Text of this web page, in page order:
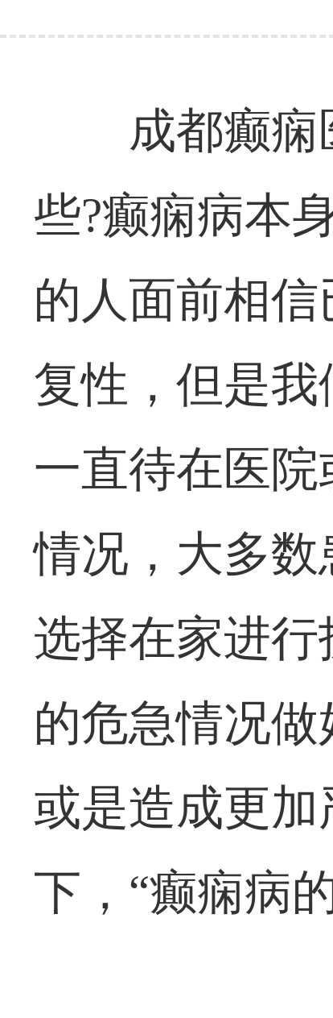
成都癫痫医
些?癫痫病本
的人面前相
复性，但是
一直待在医
情况，大多
选择在家进
的危急情况
或是造成更
下，“癫痫病